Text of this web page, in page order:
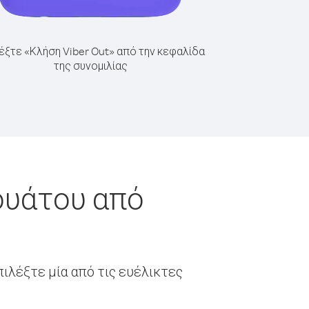
«Κλήση Viber Out» από την κεφαλίδα
της συνομιλίας
από
μία από τις ευέλικτες